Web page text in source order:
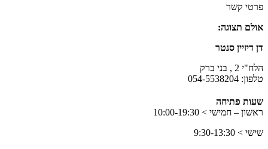
פרטי קשרבר
תאורהאולם תצוגה:
דן דיזיין סנטר
הלח"י 2 , בני ברק
טלפון: 054-5538204
שעות פתיחה
ראשון – חמישי > 10:00-19:30
שישי > 9:30-13:30